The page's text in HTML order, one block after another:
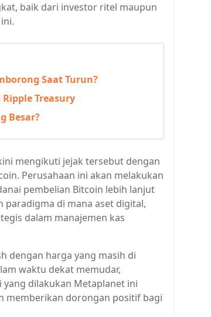
baik dari investor ritel maupun
Saat Turun?
Treasury
Besar?
mengikuti jejak tersebut dengan
Perusahaan ini akan melakukan
pembelian Bitcoin lebih lanjut
di mana aset digital,
dalam manajemen kas
dengan harga yang masih di
waktu dekat memudar,
dilakukan Metaplanet ini
memberikan dorongan positif bagi